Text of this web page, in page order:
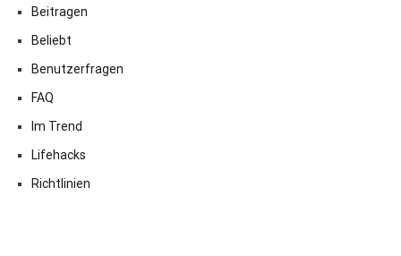
Beitragen
Beliebt
Benutzerfragen
FAQ
Im Trend
Lifehacks
Richtlinien